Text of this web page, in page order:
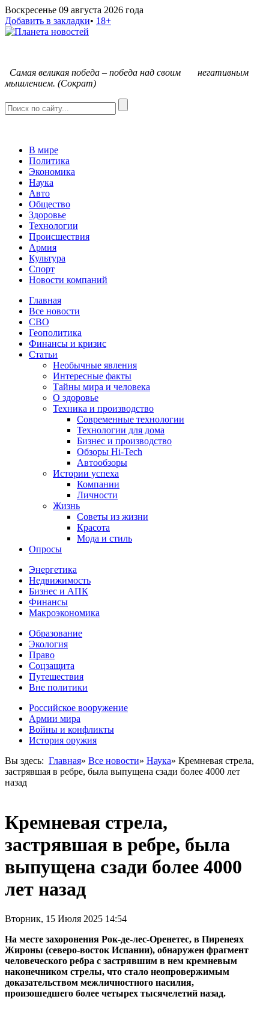
Воскресенье 09 августа 2026 года
Добавить в закладки• 18+
Самая великая победа – победа над своим негативным
мышлением. (Сократ)
В мире
Политика
Экономика
Наука
Авто
Общество
Здоровье
Технологии
Происшествия
Армия
Культура
Спорт
Новости компаний
Главная
Все новости
СВО
Геополитика
Финансы и кризис
Статьи
Необычные явления
Интересные факты
Тайны мира и человека
О здоровье
Техника и производство
Современные технологии
Технологии для дома
Бизнес и производство
Обзоры Hi-Tech
Автообзоры
Истории успеха
Компании
Личности
Жизнь
Советы из жизни
Красота
Мода и стиль
Опросы
Энергетика
Недвижимость
Бизнес и АПК
Финансы
Макроэкономика
Образование
Экология
Право
Соцзащита
Путешествия
Вне политики
Российское вооружение
Армии мира
Войны и конфликты
История оружия
Вы здесь: Главная» Все новости» Наука» Кремневая стрела,
застрявшая в ребре, была выпущена сзади более 4000 лет
назад
Кремневая стрела,
застрявшая в ребре, была
выпущена сзади более 4000
лет назад
Вторник, 15 Июля 2025 14:54
На месте захоронения Рок-де-лес-Оренетес, в Пиренеях
Жироны (северо-восток Испании), обнаружен фрагмент
человеческого ребра с застрявшим в нем кремневым
наконечником стрелы, что стало неопровержимым
доказательством межличностного насилия,
произошедшего более четырех тысячелетий назад.